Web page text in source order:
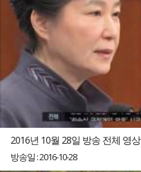
2016년 10월 28일 방송 전체 영상
방송일 : 2016-10-28